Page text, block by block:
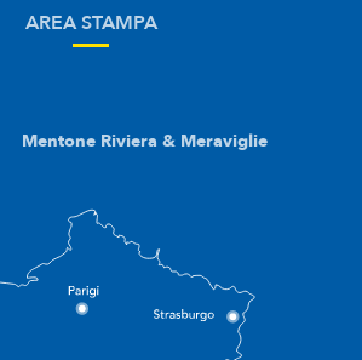
AREA STAMPA
Mentone Riviera & Meraviglie